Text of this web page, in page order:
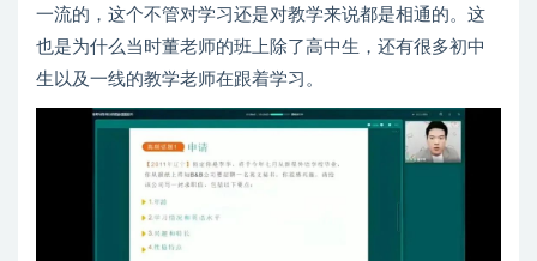
一流的，这个不管对学习还是对教学来说都是相通的。这
也是为什么当时董老师的班上除了高中生，还有很多初中
生以及一线的教学老师在跟着学习。